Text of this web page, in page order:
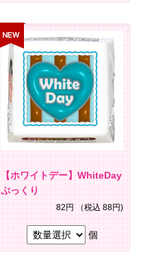
【ホワイトデー】WhiteDay
ぷっくり
82円 （税込 88円)
個